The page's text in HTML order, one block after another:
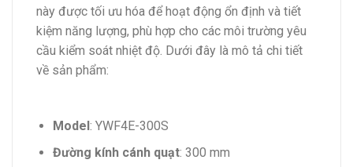
này được tối ưu hóa để hoạt động ổn định và tiết
kiệm năng lượng, phù hợp cho các môi trường yêu
cầu kiểm soát nhiệt độ. Dưới đây là mô tả chi tiết
về sản phẩm:
Model: YWF4E-300S
Đường kính cánh quạt: 300 mm